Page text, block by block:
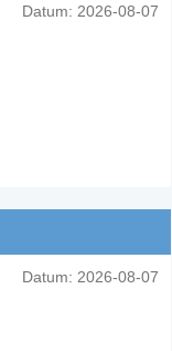
Datum: 2026-08-07
Datum: 2026-08-07